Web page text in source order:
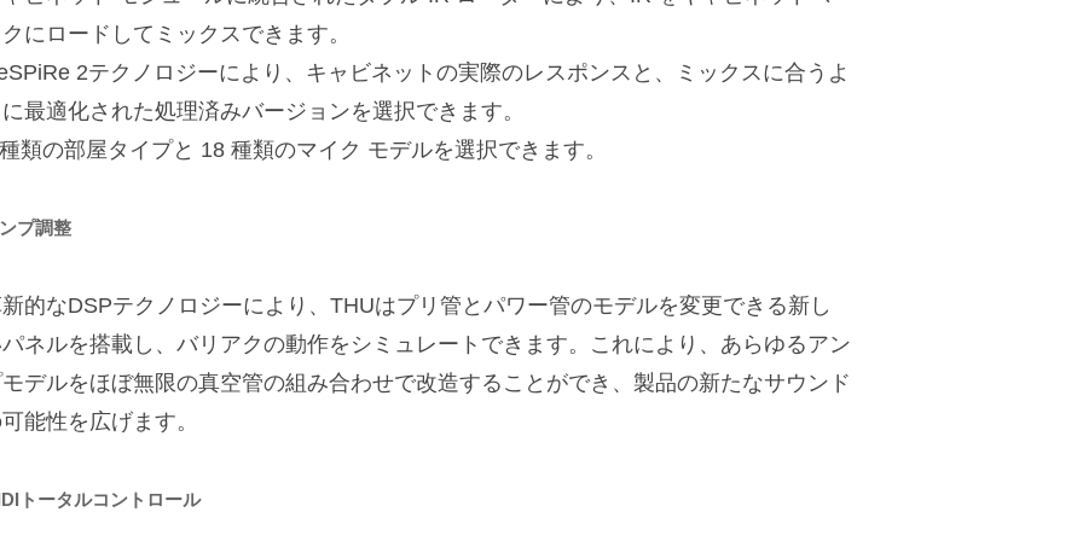
にロードしてミックスできます。
2テクノロジーにより、キャビネットの実際のレスポンスと、ミックスに合うよ
に最適化された処理済みバージョンを選択できます。
類の部屋タイプと 18 種類のマイク モデルを選択できます。
プ調整
的なDSPテクノロジーにより、THUはプリ管とパワー管のモデルを変更できる新し
ネルを搭載し、バリアクの動作をシミュレートできます。これにより、あらゆるアン
デルをほぼ無限の真空管の組み合わせで改造することができ、製品の新たなサウンド
能性を広げます。
トータルコントロール